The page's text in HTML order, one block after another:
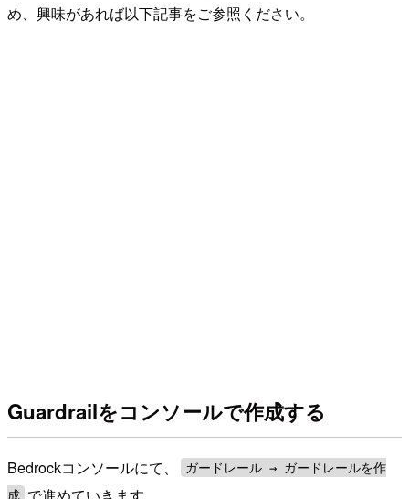
め、興味があれば以下記事をご参照ください。
Guardrailをコンソールで作成する
Bedrockコンソールにて、
ガードレール → ガードレールを作
成 で進めていきます。